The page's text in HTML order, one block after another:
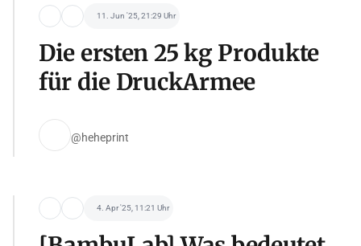
11. Jun '25, 21:29 Uhr
Die ersten 25 kg Produkte
für die DruckArmee
@heheprint
4. Apr '25, 11:21 Uhr